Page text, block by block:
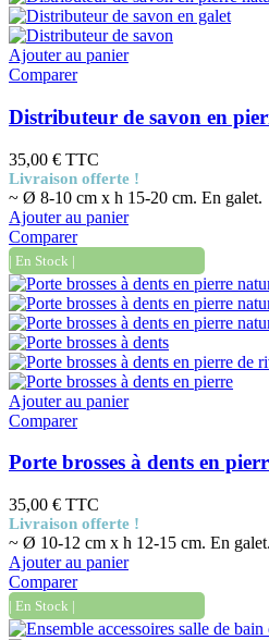
Ajouter au panier
Comparer
Distributeur de savon en
35,00 € TTC
Livraison offerte !
~ Ø 8-10 cm x h 15-20 cm. En galet.
Ajouter au panier
Comparer
| En Stock |
Ajouter au panier
Comparer
Porte brosses à dents en
35,00 € TTC
Livraison offerte !
~ Ø 10-12 cm x h 12-15 cm. En galet.
Ajouter au panier
Comparer
| En Stock |